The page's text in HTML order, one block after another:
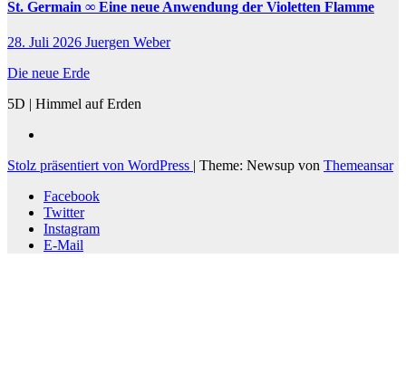
St. Germain ∞ Eine neue Anwendung der Violetten Flamme
28. Juli 2026 Juergen Weber
Die neue Erde
5D | Himmel auf Erden
Stolz präsentiert von WordPress | Theme: Newsup von Themeansar
Facebook
Twitter
Instagram
E-Mail